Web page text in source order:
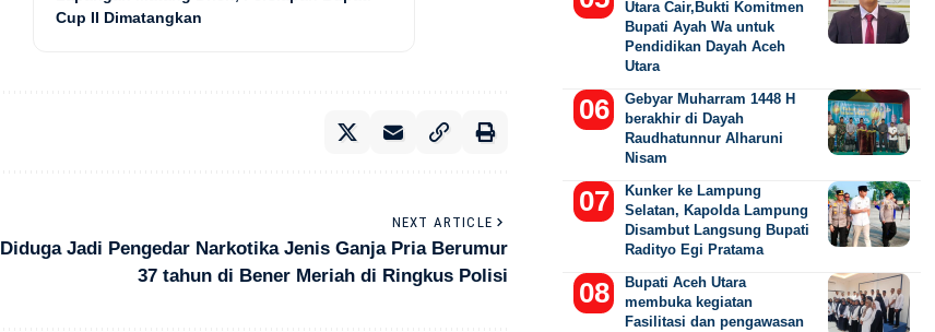
Cup II Dimatangkan
NEXT ARTICLE
Diduga Jadi Pengedar Narkotika Jenis Ganja Pria Berumur
37 tahun di Bener Meriah di Ringkus Polisi
Utara Cair,Bukti Komitmen
Bupati Ayah Wa untuk
Pendidikan Dayah Aceh
Utara
Gebyar Muharram 1448 H
berakhir di Dayah
Raudhatunnur Alharuni
Nisam
Kunker ke Lampung
Selatan, Kapolda Lampung
Disambut Langsung Bupati
Radityo Egi Pratama
Bupati Aceh Utara
membuka kegiatan
Fasilitasi dan pengawasan